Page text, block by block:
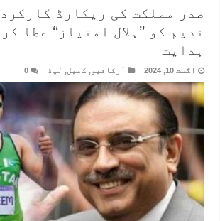
صدر مملکت کی ریکارڈ
ندیم کو ’’ہلال امتیاز‘‘ عطا
ہدایت
اگست 10, 2024 آرکائیو, کھیل, لیڈ 0